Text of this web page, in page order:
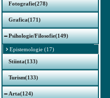
Fotografie(278)
Grafica(171)
Psihologie/Filosofie(149)
Epistemologie (17)
Stiinta(133)
Turism(133)
Arta(124)